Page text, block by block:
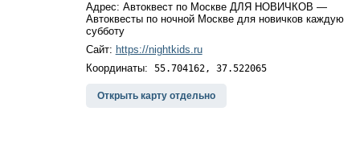
Адрес: Автоквест по Москве ДЛЯ НОВИЧКОВ —
Автоквесты по ночной Москве для новичков каждую
субботу
Сайт: https://nightkids.ru
Координаты: 55.704162, 37.522065
Открыть карту отдельно